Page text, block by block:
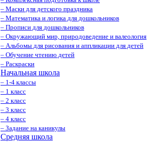
– Маски для детского праздника
– Математика и логика для дошкольников
– Прописи для дошкольников
– Окружающий мир, природоведение и валеология
– Альбомы для рисования и аппликации для детей
– Обучение чтению детей
– Раскраски
Начальная школа
– 1-4 классы
– 1 класс
– 2 класс
– 3 класс
– 4 класс
– Задание на каникулы
Средняя школа